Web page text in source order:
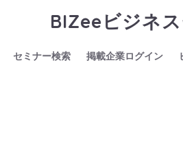
BIZeeビジネ
セミナー検索 掲載企業ログイン